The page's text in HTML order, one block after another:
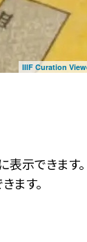
IIIF Curation
表示できます。
ます。